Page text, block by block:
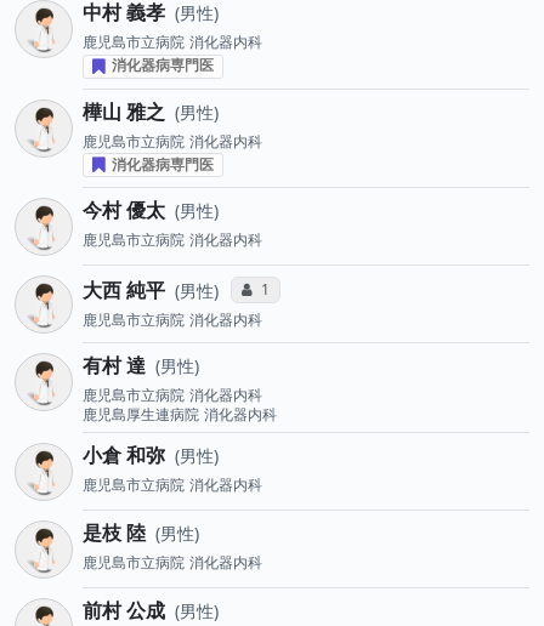
中村 義孝 男性
鹿児島市立病院 消化器内科
消化器病専門医
樺山 雅之 男性
鹿児島市立病院 消化器内科
消化器病専門医
今村 優太 男性
鹿児島市立病院 消化器内科
大西 純平 男性 コミュニケーション・タイプ投票数
1
鹿児島市立病院 消化器内科
有村 達 男性
鹿児島市立病院 消化器内科
鹿児島厚生連病院 消化器内科
小倉 和弥 男性
鹿児島市立病院 消化器内科
是枝 陸 男性
鹿児島市立病院 消化器内科
前村 公成 男性